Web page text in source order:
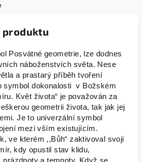
produktu
Posvátné geometrie, lze dodnes
náboženstvích světa. Nese
a prastarý příběh tvoření
symbol dokonalosti v Božském
Květ života“ je považován za
geometrii života, tak jak jej
Je to univerzální symbol
mezi vším existujícím.
ve kterém ,,Bůh“ zaktivoval svoji
kdy opustil stav klidu,